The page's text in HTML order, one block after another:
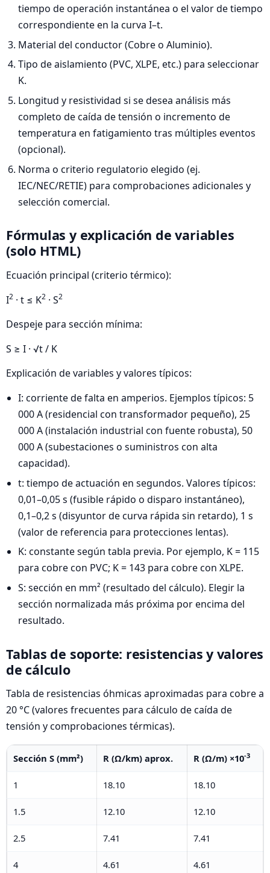
tiempo de operación instantánea o el valor de tiempo
correspondiente en la curva I–t.
Material del conductor (Cobre o Aluminio).
Tipo de aislamiento (PVC, XLPE, etc.) para seleccionar
K.
Longitud y resistividad si se desea análisis más
completo de caída de tensión o incremento de
temperatura en fatigamiento tras múltiples eventos
(opcional).
Norma o criterio regulatorio elegido (ej.
IEC/NEC/RETIE) para comprobaciones adicionales y
selección comercial.
Fórmulas y explicación de variables
(solo HTML)
Ecuación principal (criterio térmico):
I2 · t ≤ K2 · S2
Despeje para sección mínima:
S ≥ I · √t / K
Explicación de variables y valores típicos:
I: corriente de falta en amperios. Ejemplos típicos: 5
000 A (residencial con transformador pequeño), 25
000 A (instalación industrial con fuente robusta), 50
000 A (subestaciones o suministros con alta
capacidad).
t: tiempo de actuación en segundos. Valores típicos:
0,01–0,05 s (fusible rápido o disparo instantáneo),
0,1–0,2 s (disyuntor de curva rápida sin retardo), 1 s
(valor de referencia para protecciones lentas).
K: constante según tabla previa. Por ejemplo, K = 115
para cobre con PVC; K = 143 para cobre con XLPE.
S: sección en mm² (resultado del cálculo). Elegir la
sección normalizada más próxima por encima del
resultado.
Tablas de soporte: resistencias y valores
de cálculo
Tabla de resistencias óhmicas aproximadas para cobre a
20 °C (valores frecuentes para cálculo de caída de
tensión y comprobaciones térmicas).
Sección S (mm²) R (Ω/km) aprox. R (Ω/m) ×10-3
1 18.10 18.10
1.5 12.10 12.10
2.5 7.41 7.41
4 4.61 4.61